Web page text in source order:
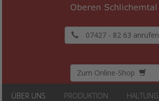
07427 - 82 63 anrufen
Zum Online-Shop
ÜBER UNS PRODUKTION HALTUNG